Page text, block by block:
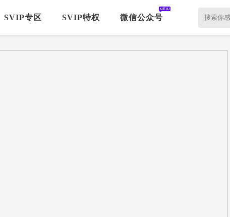
SVIP专区 SVIP特权 微信公众号